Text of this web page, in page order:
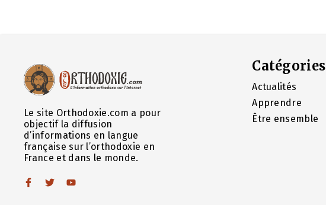
Le site Orthodoxie.com a pour
objectif la diffusion
d’informations en langue
française sur l’orthodoxie en
France et dans le monde.
Catégories
Actualités
Apprendre
Être ensemble